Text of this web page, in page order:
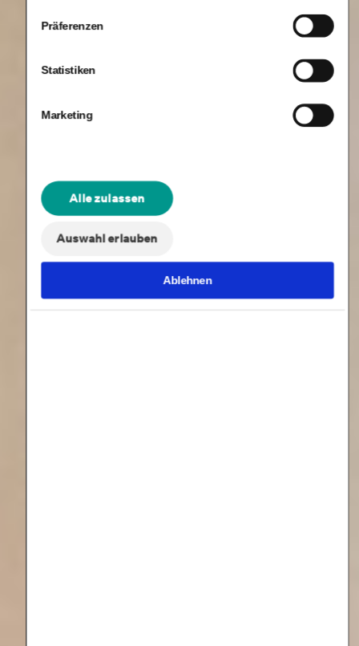
Präferenzen
Statistiken
Marketing
Alle zulassen
Auswahl erlauben
Ablehnen